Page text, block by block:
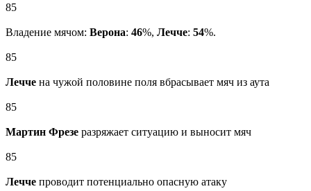
85
Владение мячом: Верона: 46%, Лечче: 54%.
85
Лечче на чужой половине поля вбрасывает мяч из аута
85
Мартин Фрезе разряжает ситуацию и выносит мяч
85
Лечче проводит потенциально опасную атаку